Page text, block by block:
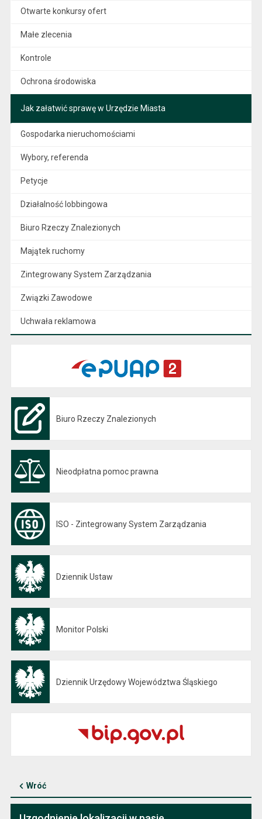
Otwarte konkursy ofert
Małe zlecenia
Kontrole
Ochrona środowiska
Jak załatwić sprawę w Urzędzie Miasta
Gospodarka nieruchomościami
Wybory, referenda
Petycje
Działalność lobbingowa
Biuro Rzeczy Znalezionych
Majątek ruchomy
Zintegrowany System Zarządzania
Związki Zawodowe
Uchwała reklamowa
Biuro Rzeczy Znalezionych
Nieodpłatna pomoc prawna
ISO - Zintegrowany System Zarządzania
Dziennik Ustaw
Monitor Polski
Dziennik Urzędowy Województwa Śląskiego
Wróć